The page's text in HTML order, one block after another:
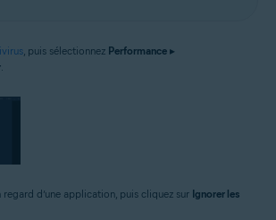
, puis sélectionnez Performance ▸
.
regard d’une application, puis cliquez sur Ignorer les